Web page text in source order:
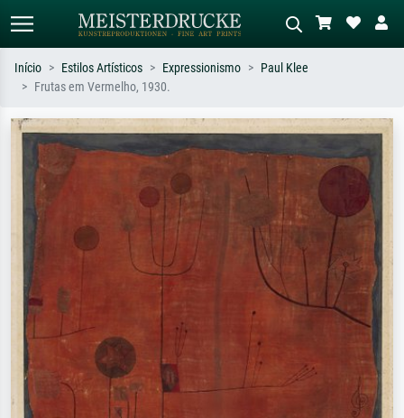
Pesquise por artista, título ou estilo –
ex: Monet, Noite Estrelada,
impressionismo, onda de Hokusai, nu.
Descreva a cena – ex: prado verde,
abstrato com muito vermelho, pintura
a óleo escura, nu em pé ao lado de
uma árvore.
Início Estilos Artísticos Expressionismo
Paul Klee
Frutas em Vermelho, 1930.